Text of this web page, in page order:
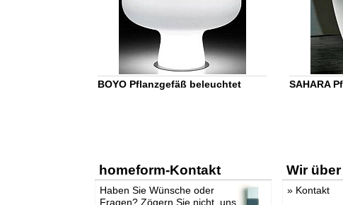
BOYO Pflanzgefäß beleuchtet SAHARA
homeform-Kontakt
Haben Sie Wünsche oder
Fragen? Zögern Sie nicht, uns
Wir
» Kontakt